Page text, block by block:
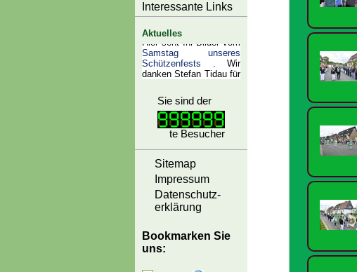
Interessante Links
Aktuelles
Sie sind der
te Besucher
Sitemap
Impressum
Datenschutz-
erklärung
Bookmarken Sie
uns: